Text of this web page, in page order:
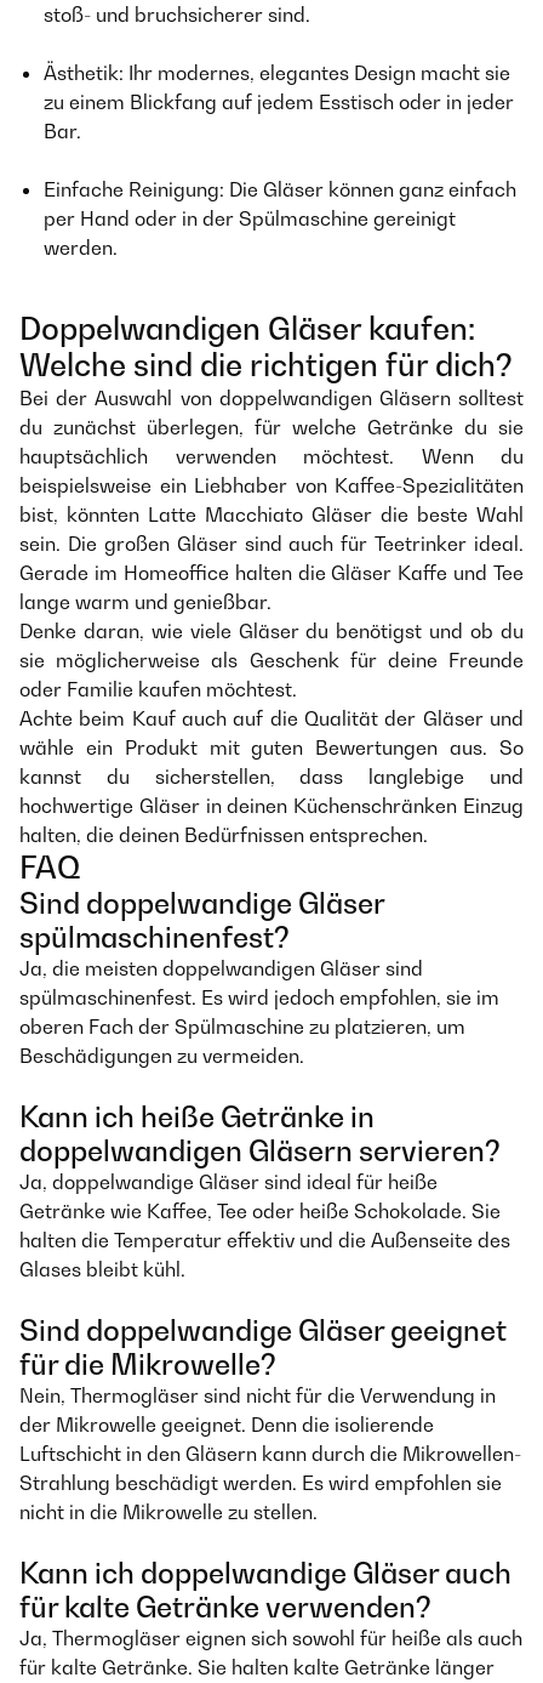
stoß- und bruchsicherer sind.
Ästhetik: Ihr modernes, elegantes Design macht sie
zu einem Blickfang auf jedem Esstisch oder in jeder
Bar.
Einfache Reinigung: Die Gläser können ganz einfach
per Hand oder in der Spülmaschine gereinigt
werden.
Doppelwandigen Gläser kaufen:
Welche sind die richtigen für dich?
Bei der Auswahl von doppelwandigen Gläsern solltest
du zunächst überlegen, für welche Getränke du sie
hauptsächlich verwenden möchtest. Wenn du
beispielsweise ein Liebhaber von Kaffee-Spezialitäten
bist, könnten Latte Macchiato Gläser die beste Wahl
sein. Die großen Gläser sind auch für Teetrinker ideal.
Gerade im Homeoffice halten die Gläser Kaffe und Tee
lange warm und genießbar.
Denke daran, wie viele Gläser du benötigst und ob du
sie möglicherweise als Geschenk für deine Freunde
oder Familie kaufen möchtest.
Achte beim Kauf auch auf die Qualität der Gläser und
wähle ein Produkt mit guten Bewertungen aus. So
kannst du sicherstellen, dass langlebige und
hochwertige Gläser in deinen Küchenschränken Einzug
halten, die deinen Bedürfnissen entsprechen.
FAQ
Sind doppelwandige Gläser
spülmaschinenfest?
Ja, die meisten doppelwandigen Gläser sind
spülmaschinenfest. Es wird jedoch empfohlen, sie im
oberen Fach der Spülmaschine zu platzieren, um
Beschädigungen zu vermeiden.
Kann ich heiße Getränke in
doppelwandigen Gläsern servieren?
Ja, doppelwandige Gläser sind ideal für heiße
Getränke wie Kaffee, Tee oder heiße Schokolade. Sie
halten die Temperatur effektiv und die Außenseite des
Glases bleibt kühl.
Sind doppelwandige Gläser geeignet
für die Mikrowelle?
Nein, Thermogläser sind nicht für die Verwendung in
der Mikrowelle geeignet. Denn die isolierende
Luftschicht in den Gläsern kann durch die Mikrowellen-
Strahlung beschädigt werden. Es wird empfohlen sie
nicht in die Mikrowelle zu stellen.
Kann ich doppelwandige Gläser auch
für kalte Getränke verwenden?
Ja, Thermogläser eignen sich sowohl für heiße als auch
für kalte Getränke. Sie halten kalte Getränke länger